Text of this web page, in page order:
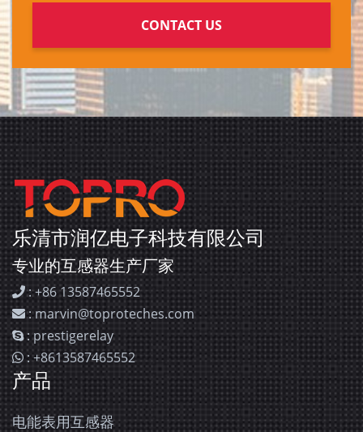
乐清市润亿电子科技有限公司
专业的互感器生产厂家
: +86 13587465552
: marvin@toproteches.com
: prestigerelay
: +8613587465552
产品
电能表用互感器